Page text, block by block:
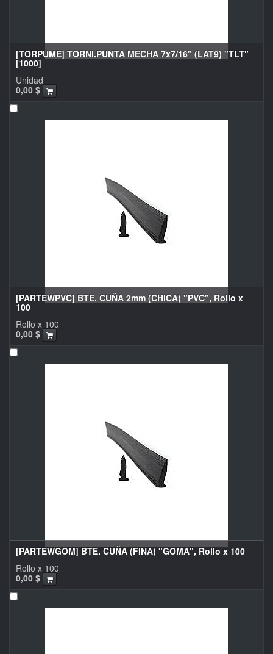
[TORPUME] TORNI.PUNTA MECHA 7x7/16" (LAT9) "TLT"
[1000]
0,00 $
Unidad
[PARTEWPVC] BTE. CUÑA 2mm (CHICA) "PVC", Rollo x
100
0,00 $
Rollo x 100
[PARTEWGOM] BTE. CUÑA (FINA) "GOMA", Rollo x 100
0,00 $
Rollo x 100